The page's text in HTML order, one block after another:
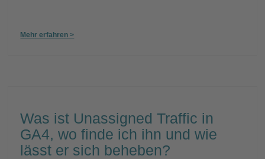
Mehr erfahren >
Was ist Unassigned Traffic in
GA4, wo finde ich ihn und wie
lässt er sich beheben?